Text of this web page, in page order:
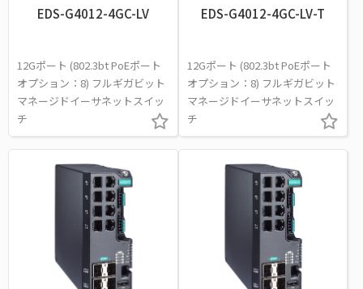
EDS-G4012-4GC-LV
12Gポート (802.3bt PoEポート
オプション：8) フルギガビット
マネージドイーサネットスイッ
チ
EDS-G4012-4GC-LV-T
12Gポート (802.3bt PoEポート
オプション：8) フルギガビット
マネージドイーサネットスイッ
チ